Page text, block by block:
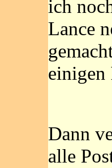
ich
Lance
einigen
Dann
alle